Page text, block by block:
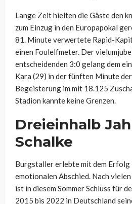
Lange Zeit hielten die Gäste den
zum Einzug in den Europapokal
81. Minute verwertete Rapid-
einen Foulelfmeter. Der
entscheidenden 3:0 gelang dem
Kara (29) in der fünften Minute
Begeisterung im mit 18.125
Stadion kannte keine Grenzen.
Dreieinhalb
Schalke
Burgstaller erlebte mit dem Erfolg
emotionalen Abschied. Nach
ist in diesem Sommer Schluss für
2015 bis 2022 in Deutschland